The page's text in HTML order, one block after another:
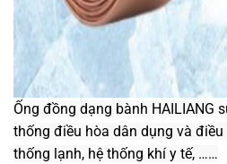
Ống đồng dạng bành HAILIANG
thống điều hòa dân dụng và
thống lạnh, hệ thống khí y tế, ……